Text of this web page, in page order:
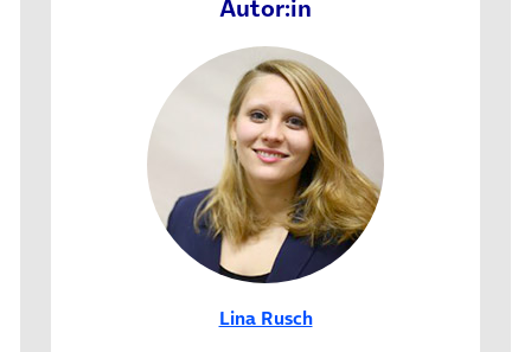
Autor:in
Lina Rusch